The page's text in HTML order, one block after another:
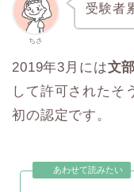
ちさ
受験者
2019年3月には文
して許可されたそ
初の認定です。